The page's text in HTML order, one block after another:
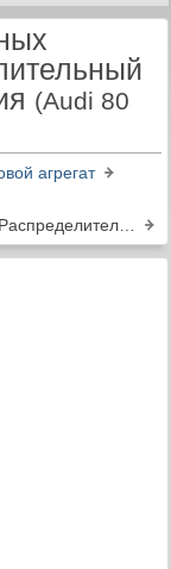
(Audi 80
агрегат